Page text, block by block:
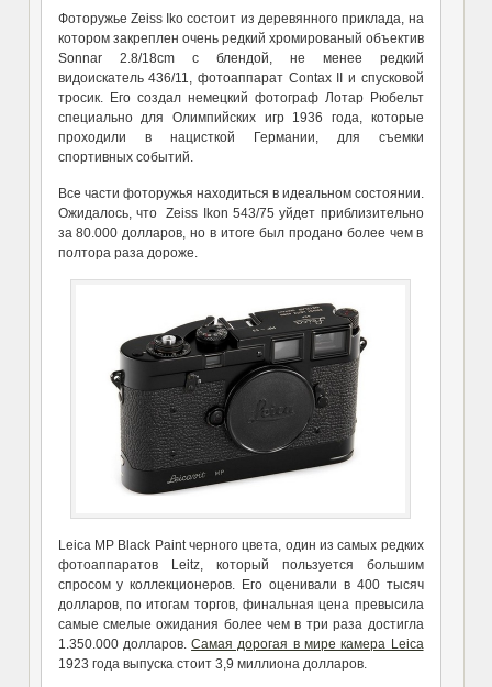
Фоторужье Zeiss Iko состоит из деревянного приклада, на
котором закреплен очень редкий хромированый объектив
Sonnar 2.8/18cm с блендой, не менее редкий
видоискатель 436/11, фотоаппарат Contax II и спусковой
тросик. Его создал немецкий фотограф Лотар Рюбельт
специально для Олимпийских игр 1936 года, которые
проходили в нацисткой Германии, для съемки
спортивных событий.
Все части фоторужья находиться в идеальном состоянии.
Ожидалось, что Zeiss Ikon 543/75 уйдет приблизительно
за 80.000 долларов, но в итоге был продано более чем в
полтора раза дороже.
Leica MP Black Paint черного цвета, один из самых редких
фотоаппаратов Leitz, который пользуется большим
спросом у коллекционеров. Его оценивали в 400 тысяч
долларов, по итогам торгов, финальная цена превысила
самые смелые ожидания более чем в три раза достигла
1.350.000 долларов.Самая дорогая в мире камера Leica
1923 года выпуска стоит 3,9 миллиона долларов.